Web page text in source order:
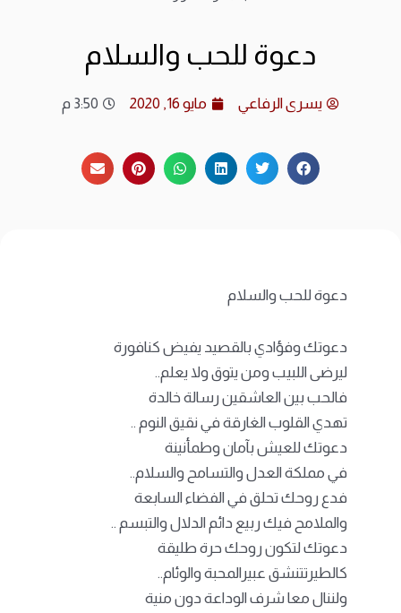
دعوة للحب والسلام
يسرى الرفاعي مايو 16, 2020 3:50 م
دعوة للحب والسلام
دعوتك وفؤادي بالقصيد يفيض كنافورة
ليرضى اللبيب ومن يتوق ولا يعلم..
فالحب بين العاشقين رسالة خالدة
تهدي القلوب الغارقة في نقيق النوم ..
دعوتك للعيش بآمان وطمأنينة
في مملكة العدل والتسامح والسلام..
فدع روحك تحلق في الفضاء السابعة
والملامح فيك ربيع دائم الدلال والتبسم ..
دعوتك لتكون روحك حرة طليقة
كالطيرتتنشق عبيرالمحبة والوئام..
ولننال معا شرف الوداعة دون منية